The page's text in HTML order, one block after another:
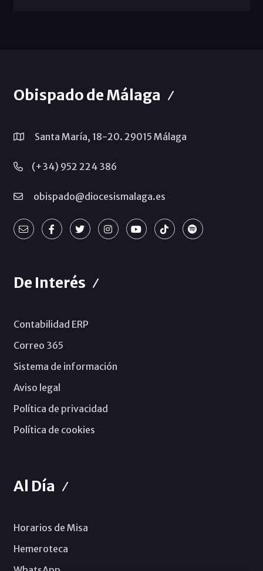
Obispado de Málaga
Santa María, 18-20. 29015 Málaga
(+34) 952 224 386
obispado@diocesismalaga.es
De Interés
Contabilidad ERP
Correo 365
Sistema de información
Aviso legal
Política de privacidad
Política de cookies
Al Día
Horarios de Misa
Hemeroteca